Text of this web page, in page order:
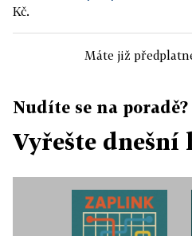
Kč.
Máte již
Nudíte se na poradě?
Vyřešte dnešní